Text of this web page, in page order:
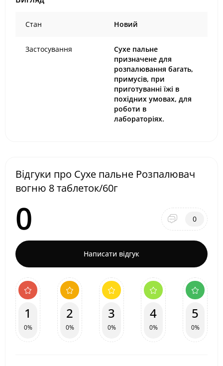
Стан Новий
Застосування
Сухе пальне
призначене для
розпалювання багать,
примусів, при
приготуванні їжі в
похідних умовах, для
роботи в
лабораторіях.
Відгуки про Сухе пальне Розпалювач
вогню 8 таблеток/60г
0 0
Написати відгук
1
0%
2
0%
3
0%
4
0%
5
0%